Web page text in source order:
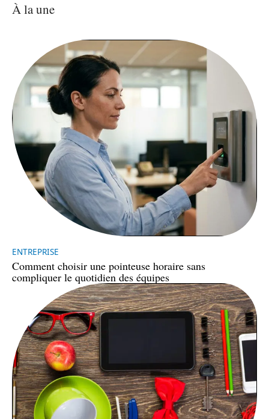
À la une
ENTREPRISE
Comment choisir une pointeuse horaire sans
compliquer le quotidien des équipes